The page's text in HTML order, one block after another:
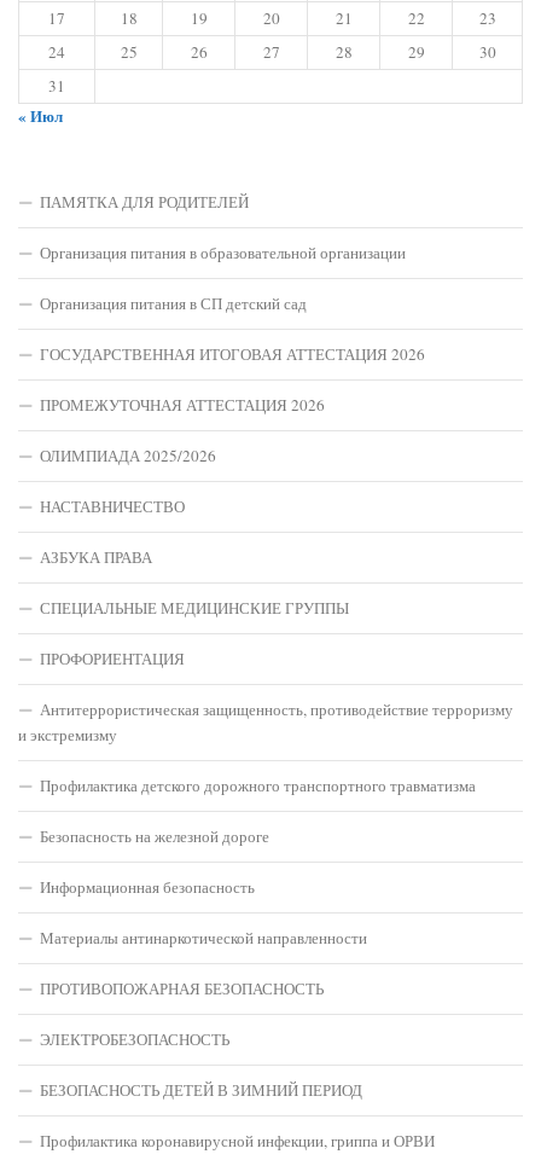
17
18 19 20 21 22
23
24
25 26 27 28 29
30
31
« Июл
ПАМЯТКА ДЛЯ РОДИТЕЛЕЙ
Организация питания в образовательной организации
Организация питания в СП детский сад
ГОСУДАРСТВЕННАЯ ИТОГОВАЯ АТТЕСТАЦИЯ 2026
ПРОМЕЖУТОЧНАЯ АТТЕСТАЦИЯ 2026
ОЛИМПИАДА 2025/2026
НАСТАВНИЧЕСТВО
АЗБУКА ПРАВА
СПЕЦИАЛЬНЫЕ МЕДИЦИНСКИЕ ГРУППЫ
ПРОФОРИЕНТАЦИЯ
Антитеррористическая защищенность, противодействие терроризму
и экстремизму
Профилактика детского дорожного транспортного травматизма
Безопасность на железной дороге
Информационная безопасность
Материалы антинаркотической направленности
ПРОТИВОПОЖАРНАЯ БЕЗОПАСНОСТЬ
ЭЛЕКТРОБЕЗОПАСНОСТЬ
БЕЗОПАСНОСТЬ ДЕТЕЙ В ЗИМНИЙ ПЕРИОД
Профилактика коронавирусной инфекции, гриппа и ОРВИ